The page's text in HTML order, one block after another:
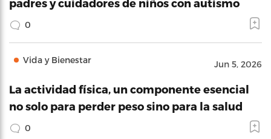
padres y cuidadores de niños con autismo
0
Vida y Bienestar Jun 5, 2026
La actividad física, un componente esencial
no solo para perder peso sino para la salud
0